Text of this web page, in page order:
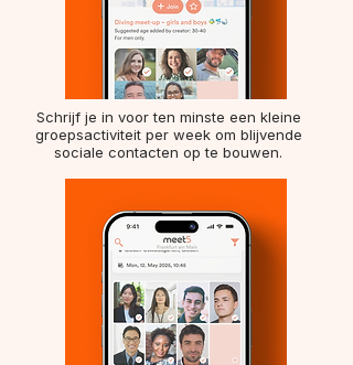
Schrijf je in voor ten minste een kleine
groepsactiviteit per week om blijvende
sociale contacten op te bouwen.